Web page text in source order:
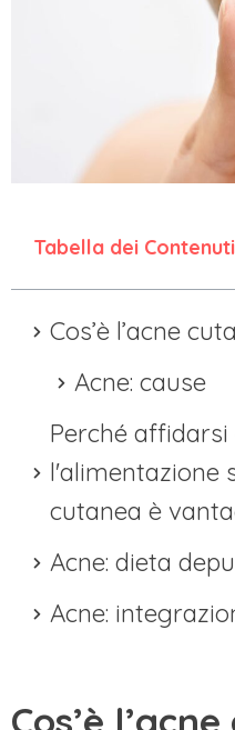
Tabella dei Contenuti
Cos’è l’acne
Acne: cause
Perché
l'alimentazione
cutanea è
Acne: dieta
Acne:
Cos’è